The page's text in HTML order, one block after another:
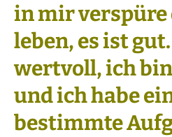
in mir verspüre
leben, es ist
wertvoll, ich
und ich habe
bestimmte